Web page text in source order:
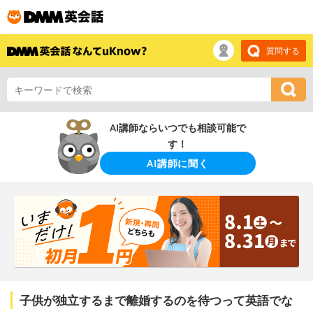
質問する
AI講師ならいつでも相談可能で
す！
AI講師に聞く
子供が独立するまで離婚するのを待つって英語でな